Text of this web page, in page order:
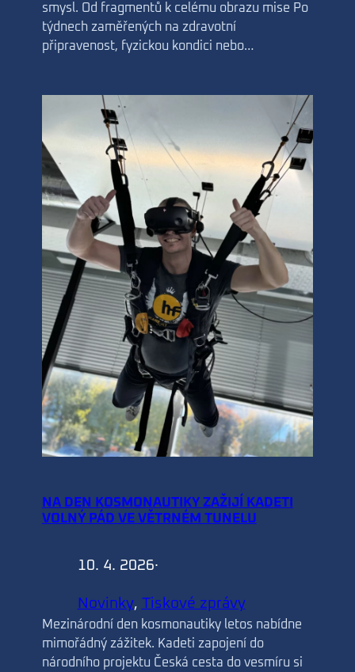
smysl. Od fragmentů k celému obrazu mise Po
týdnech zaměřených na zdravotní
připravenost, fyzickou kondici nebo…
NA DEN KOSMONAUTIKY ZAŽIJÍ KADETI
VOLNÝ PÁD VE VĚTRNÉM TUNELU
10. 4. 2026·
Novinky, Tiskové zprávy
Mezinárodní den kosmonautiky letos nabídne
mimořádný zážitek. Kadeti zapojení do
národního projektu Česká cesta do vesmíru si